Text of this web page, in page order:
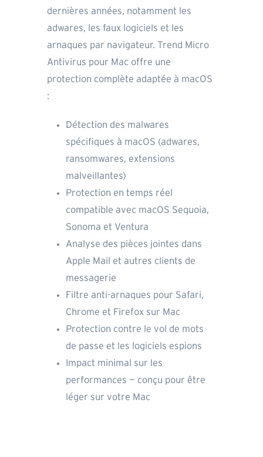
dernières années, notamment les
adwares, les faux logiciels et les
arnaques par navigateur. Trend Micro
Antivirus pour Mac offre une
protection complète adaptée à macOS
:
Détection des malwares
spécifiques à macOS (adwares,
ransomwares, extensions
malveillantes)
Protection en temps réel
compatible avec macOS Sequoia,
Sonoma et Ventura
Analyse des pièces jointes dans
Apple Mail et autres clients de
messagerie
Filtre anti-arnaques pour Safari,
Chrome et Firefox sur Mac
Protection contre le vol de mots
de passe et les logiciels espions
Impact minimal sur les
performances — conçu pour être
léger sur votre Mac